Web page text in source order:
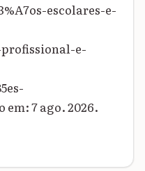
escolares-e-
profissional-e-
em: 7 ago. 2026.